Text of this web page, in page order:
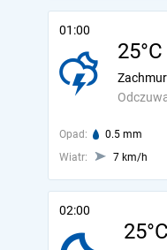
01:00
25°C
Opad: 0.5 mm
Wiatr:
7 km/h
02:00
25°C